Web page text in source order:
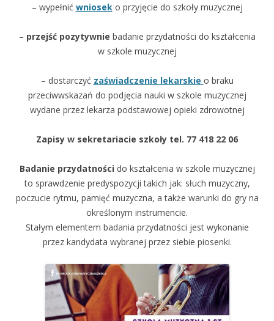
– wypełnić wnioseko przyjęcie do szkoły muzycznej
– przejść pozytywnie badanie przydatności do kształcenia
w szkole muzycznej
– dostarczyć zaświadczenie lekarskie o braku
przeciwwskazań do podjęcia nauki w szkole muzycznej
wydane przez lekarza podstawowej opieki zdrowotnej
Zapisy w sekretariacie szkoły tel. 77 418 22 06
Badanie przydatnoścido kształcenia w szkole muzycznej
to sprawdzenie predyspozycji takich jak: słuch muzyczny,
poczucie rytmu, pamięć muzyczna, a także warunki do gry na
określonym instrumencie.
Stałym elementem badania przydatności jest wykonanie
przez kandydata wybranej przez siebie piosenki.